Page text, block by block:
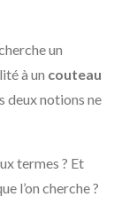
un
à un couteau
deux notions ne
termes ? Et
l’on cherche ?